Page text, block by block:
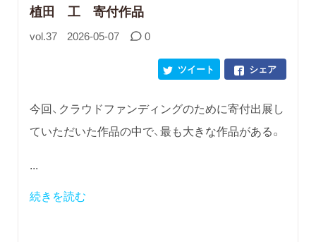
植田 工 寄付作品
vol.37 2026-05-07 0
シェア
ツイート
今回、クラウドファンディングのために寄付出展し
ていただいた作品の中で、最も大きな作品がある。
...
続きを読む